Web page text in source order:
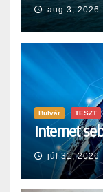
aug 3, 2026
Bulvár TESZT
Internet
júl 31, 2026